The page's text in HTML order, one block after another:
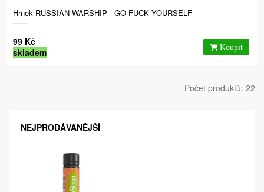
Hrnek RUSSIAN WARSHIP - GO FUCK YOURSELF
99 Kč
skladem
Počet produktů: 22
NEJPRODÁVANĚJŠÍ